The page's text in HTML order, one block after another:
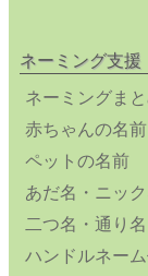
ネーミング支援
ネーミングま
赤ちゃんの名前
ペットの名前
あだ名・ニッ
二つ名・通り
ハンドルネー